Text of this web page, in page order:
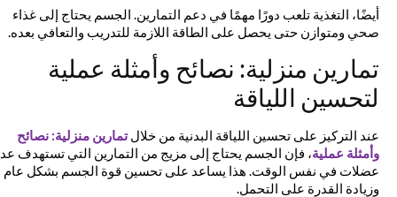
أيضًا، التغذية تلعب دورًا مهمًا في دعم التمارين. الجسم يحتاج إلى غذاء
صحي ومتوازن حتى يحصل على الطاقة اللازمة للتدريب والتعافي بعده.
تمارين منزلية: نصائح وأمثلة عملية
لتحسين اللياقة
عند التركيز على تحسين اللياقة البدنية من خلالتمارين منزلية: نصائح
وأمثلة عملية، فإن الجسم يحتاج إلى مزيج من التمارين التي تستهدف عدة
عضلات في نفس الوقت. هذا يساعد على تحسين قوة الجسم بشكل عام
وزيادة القدرة على التحمل.